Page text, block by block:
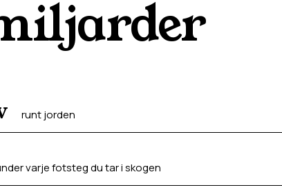
runt jorden
varje fotsteg du tar i skogen